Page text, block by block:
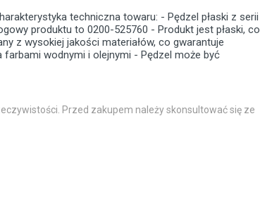
techniczna towaru: - Pędzel płaski z serii
produktu to 0200-525760 - Produkt jest płaski, co
z wysokiej jakości materiałów, co gwarantuje
wodnymi i olejnymi - Pędzel może być
Przed zakupem należy skonsultować się ze